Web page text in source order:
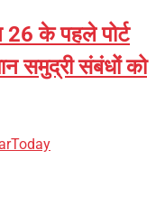
26 के पहले पोर्ट
समुद्री संबंधों को